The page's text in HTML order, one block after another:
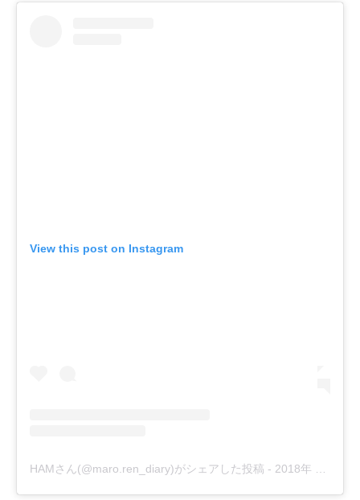
View this post on Instagram
HAMさん(@maro.ren_diary)がシェアした投稿 - 2018年 1月月28日午後10時21分PST